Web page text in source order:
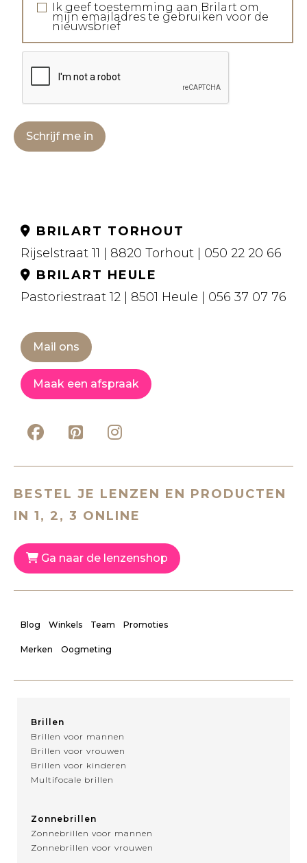
Ik geef toestemming aan Brilart om
mijn emailadres te gebruiken voor de
nieuwsbrief
Schrijf me in
BRILART TORHOUT
Rijselstraat 11 | 8820 Torhout | 050 22 20 66
BRILART HEULE
Pastoriestraat 12 | 8501 Heule | 056 37 07 76
Mail ons
Maak een afspraak
BESTEL JE LENZEN EN PRODUCTEN
IN 1, 2, 3 ONLINE
Ga naar de lenzenshop
Blog Winkels Team Promoties
Merken Oogmeting
Brillen
Brillen voor mannen
Brillen voor vrouwen
Brillen voor kinderen
Multifocale brillen
Zonnebrillen
Zonnebrillen voor mannen
Zonnebrillen voor vrouwen